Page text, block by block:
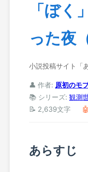
「ぼく
った夜
小説投稿サイト「
👤 作者: 原初のモ
📚 シリーズ: 観測
📝 2,639文字
あらすじ